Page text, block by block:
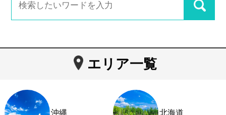
エリア一覧
沖縄 北海道